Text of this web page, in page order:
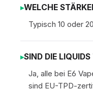
WELCHE
Typisch 10 oder
SIND DIE
Ja, alle bei E6
sind EU-TPD-